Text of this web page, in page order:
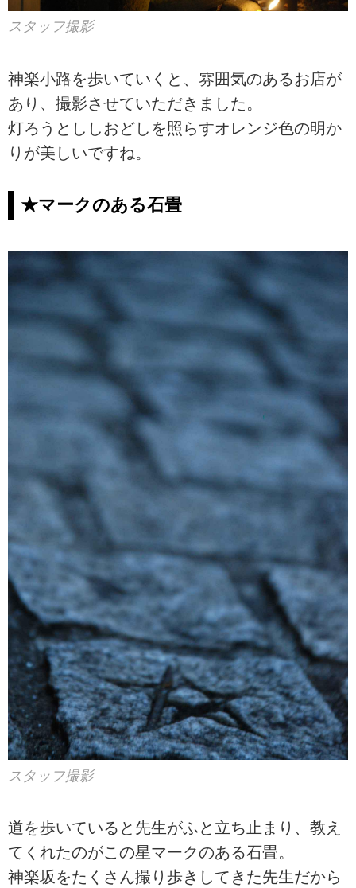
スタッフ撮影
神楽小路を歩いていくと、雰囲気のあるお店が
あり、撮影させていただきました。
灯ろうとししおどしを照らすオレンジ色の明か
りが美しいですね。
★マークのある石畳
スタッフ撮影
道を歩いていると先生がふと立ち止まり、教え
てくれたのがこの星マークのある石畳。
神楽坂をたくさん撮り歩きしてきた先生だから